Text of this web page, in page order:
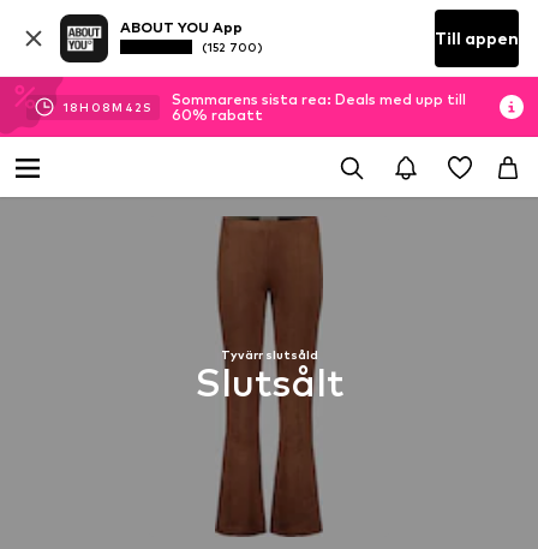
ABOUT YOU App
(152 700) Till appen
18H 08M 42 S
Sommarens sista rea: Deals med upp till
60% rabatt
Tyvärr slutsåld
Slutsålt